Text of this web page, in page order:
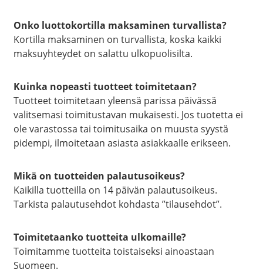
Onko luottokortilla maksaminen turvallista?
Kortilla maksaminen on turvallista, koska kaikki
maksuyhteydet on salattu ulkopuolisilta.
Kuinka nopeasti tuotteet toimitetaan?
Tuotteet toimitetaan yleensä parissa päivässä
valitsemasi toimitustavan mukaisesti. Jos tuotetta ei
ole varastossa tai toimitusaika on muusta syystä
pidempi, ilmoitetaan asiasta asiakkaalle erikseen.
Mikä on tuotteiden palautusoikeus?
Kaikilla tuotteilla on 14 päivän palautusoikeus.
Tarkista palautusehdot kohdasta ”tilausehdot”.
Toimitetaanko tuotteita ulkomaille?
Toimitamme tuotteita toistaiseksi ainoastaan
Suomeen.